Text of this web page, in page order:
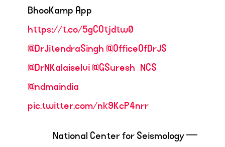
BhooKamp App
https://t.co/5gCOtjdtw0
@DrJitendraSingh@OfficeOfDrJS
@DrNKalaiselvi@GSuresh_NCS
@ndmaindia
pic.twitter.com/nk9KcP4nrr
— National Center for Seismology